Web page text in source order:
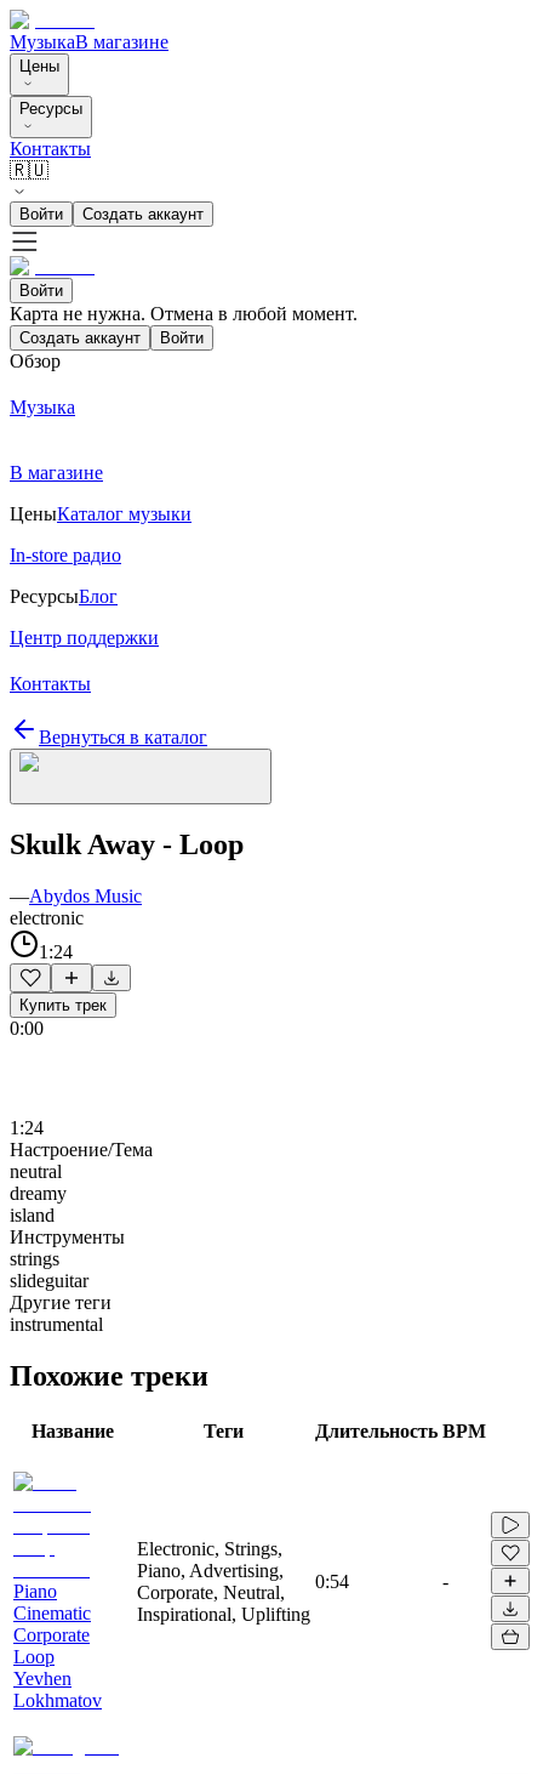
МузыкаВ магазине
Цены
Ресурсы
Контакты
🇷🇺
Войти Создать аккаунт
Войти
Карта не нужна. Отмена в любой момент.
Создать аккаунт Войти
Обзор
Музыка
В магазине
ЦеныКаталог музыки
In-store радио
РесурсыБлог
Центр поддержки
Контакты
Вернуться в каталог
Skulk Away - Loop
—Abydos Music
electronic
1:24
Купить трек
0:00
1:24
Настроение/Тема
neutral
dreamy
island
Инструменты
strings
slideguitar
Другие теги
instrumental
Похожие треки
Название Теги Длительность BPM
Piano
Cinematic
Corporate
Loop
Yevhen
Lokhmatov
Electronic, Strings,
Piano, Advertising,
Corporate, Neutral,
Inspirational, Uplifting
0:54 -